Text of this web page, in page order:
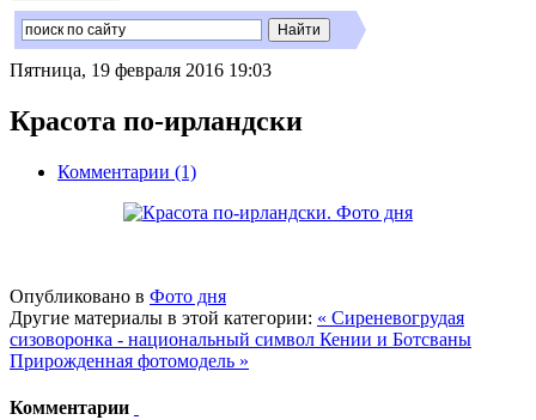
Пятница, 19 февраля 2016 19:03
Красота по-ирландски
Комментарии (1)
Опубликовано в Фото дня
Другие материалы в этой категории: « Сиреневогрудая
сизоворонка - национальный символ Кении и Ботсваны
Прирожденная фотомодель »
Комментарии